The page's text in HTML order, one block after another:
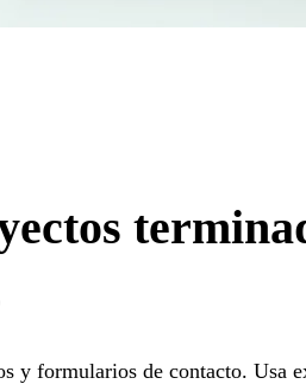
y formularios de contacto. Usa